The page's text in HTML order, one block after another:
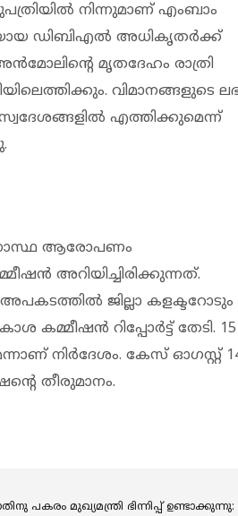
നിന്നുമാണ് എംബാം
ഡിബിഎല്‍ അധികൃതര്‍ക്ക്
മൃതദേഹം രാത്രി
വിമാനങ്ങളുടെ
എത്തിക്കുമെന്ന്
ആരോപണം
അറിയിച്ചിരിക്കുന്നത്.
ജില്ലാ കളക്ടറോടും
റിപ്പോര്‍ട്ട് തേടി. 15
നിര്‍ദേശം. കേസ് ഓഗസ്റ്റ്
തീരുമാനം.
പകരം മുഖ്യമന്ത്രി ഭിന്നിപ്പ് ഉണ്ടാക്കുന്നു: